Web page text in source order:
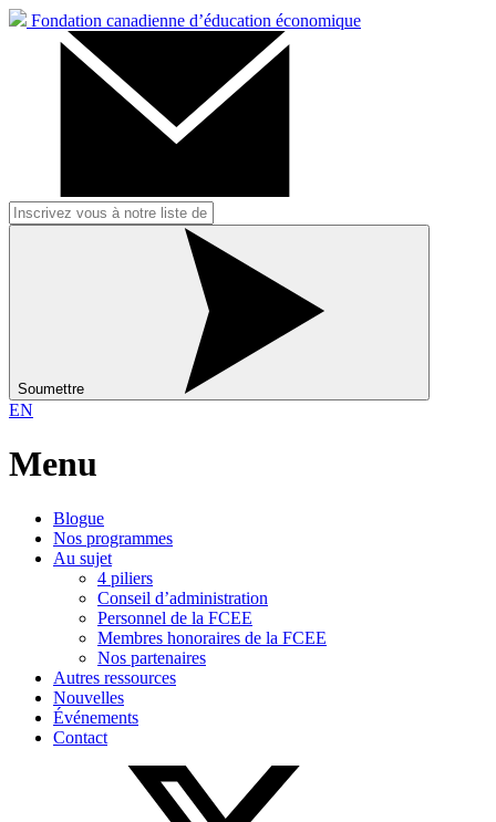
Fondation canadienne d’éducation économique
Soumettre
EN
Menu
Blogue
Nos programmes
Au sujet
4 piliers
Conseil d’administration
Personnel de la FCEE
Membres honoraires de la FCEE
Nos partenaires
Autres ressources
Nouvelles
Événements
Contact